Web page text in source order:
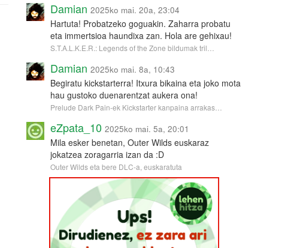
Damian 2025ko mai. 20a, 23:04
Hartuta! Probatzeko goguakin. Zaharra probatu
eta immertsioa haundixa zan. Hola are gehixau!
S.T.A.L.K.E.R.: Legends of the Zone bildumak tril…
Damian 2025ko mai. 8a, 10:43
Begiratu kickstarterra! Itxura bikaina eta joko mota
hau gustoko duenarentzat aukera ona!
Prelude Dark Pain-ek Kickstarter kanpaina arrakas…
eZpata_10 2025ko mai. 5a, 20:01
Mila esker benetan, Outer Wilds euskaraz
jokatzea zoragarria izan da :D
Outer Wilds eta bere DLC-a, euskaratuta